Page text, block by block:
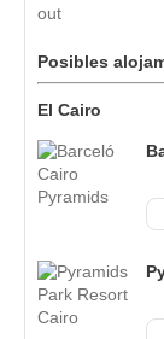
out
Posibles
El Cairo